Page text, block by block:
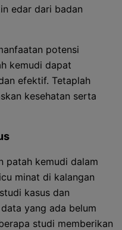
edar dari badan
potensi
kemudi dapat
efektif. Tetaplah
kesehatan serta
patah kemudi dalam
minat di kalangan
kasus dan
yang ada belum
studi memberikan